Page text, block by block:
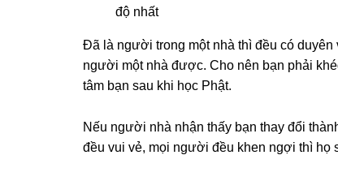
độ nhất
Ðã là người trong một nhà thì đều có
người một nhà được. Cho nên bạn phải
tâm bạn sau khi học Phật.
Nếu người nhà nhận thấy bạn thay đổi
đều vui vẻ, mọi người đều khen ngợi thì họ